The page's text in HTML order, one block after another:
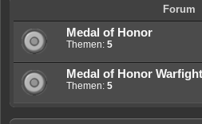
Forum
Medal of Honor
Themen: 5
Medal of Honor
Themen: 5